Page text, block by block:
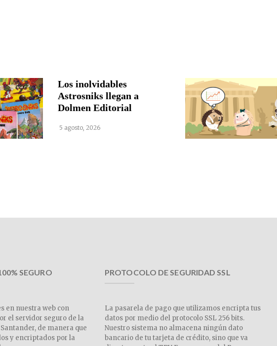
Los inolvidables
Astrosniks llegan a
Dolmen Editorial
5 agosto, 2026
SEGURO
en nuestra web con
el servidor seguro de la
de manera que
y encriptados por la
PROTOCOLO DE SEGURIDAD SSL
La pasarela de pago que utilizamos encripta tus
datos por medio del protocolo SSL 256 bits.
Nuestro sistema no almacena ningún dato
bancario de tu tarjeta de crédito, sino que va